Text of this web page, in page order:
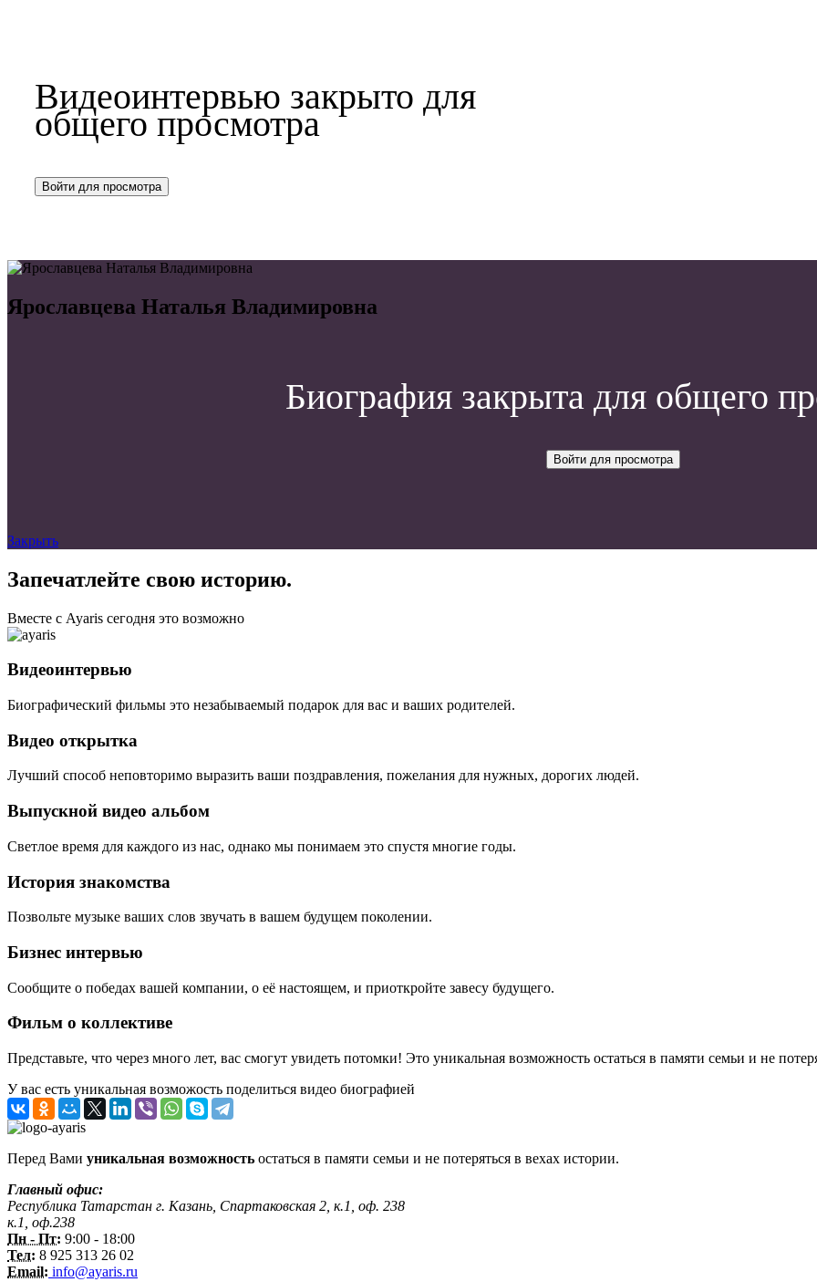
Видеоинтервью закрыто для
общего просмотра
Войти для просмотра
Ярославцева Наталья Владимировна
Биография закрыта для общего
Войти для просмотра
Закрыть
Запечатлейте свою историю.
Вместе с Ayaris сегодня это возможно
Видеоинтервью
Биографический фильмы это незабываемый подарок для вас и ваших родителей.
Видео открытка
Лучший способ неповторимо выразить ваши поздравления, пожелания для нужных, дорогих людей.
Выпускной видео альбом
Светлое время для каждого из нас, однако мы понимаем это спустя многие годы.
История знакомства
Позвольте музыке ваших слов звучать в вашем будущем поколении.
Бизнес интервью
Сообщите о победах вашей компании, о её настоящем, и приоткройте завесу будущего.
Фильм о коллективе
Представьте, что через много лет, вас смогут увидеть потомки! Это уникальная возможность остаться в памяти семьи и не
У вас есть уникальная возможость поделиться видео биографией
Перед Вами уникальная возможность остаться в памяти семьи и не потеряться в вехах истории.
Главный офис:
Республика Татарстан г. Казань, Спартаковская 2, к.1, оф. 238
к.1, оф.238
Пн - Пт: 9:00 - 18:00
Тел: 8 925 313 26 02
Email: info@ayaris.ru